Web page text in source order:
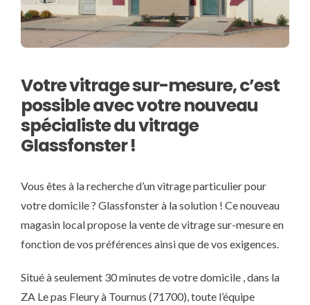
Votre vitrage sur-mesure, c’est
possible avec votre nouveau
spécialiste du vitrage
Glassfonster !
Vous êtes à la recherche d’un vitrage particulier pour
votre domicile ? Glassfonster à la solution ! Ce nouveau
magasin local propose la vente de vitrage sur-mesure en
fonction de vos préférences ainsi que de vos exigences.
Situé à seulement 30 minutes de votre domicile , dans la
ZA Le pas Fleury à Tournus (71700), toute l’équipe